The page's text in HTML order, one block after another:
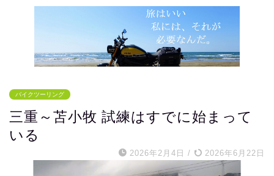
バイクツーリング
三重～苫小牧 試練はすでに始まって
いる
2026年2月4日 / 2026年6月22日